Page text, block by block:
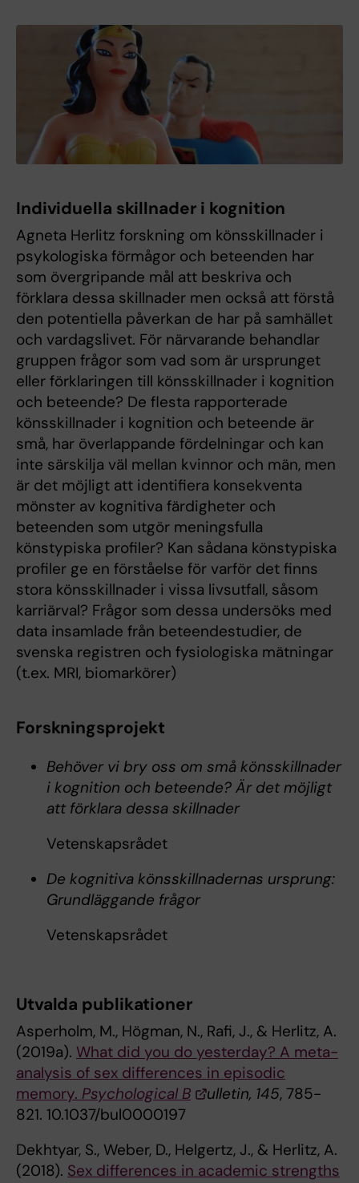
Individuella skillnader i kognition
Agneta Herlitz forskning om könsskillnader i
psykologiska förmågor och beteenden har
som övergripande mål att beskriva och
förklara dessa skillnader men också att förstå
den potentiella påverkan de har på samhället
och vardagslivet. För närvarande behandlar
gruppen frågor som vad som är ursprunget
eller förklaringen till könsskillnader i kognition
och beteende? De flesta rapporterade
könsskillnader i kognition och beteende är
små, har överlappande fördelningar och kan
inte särskilja väl mellan kvinnor och män, men
är det möjligt att identifiera konsekventa
mönster av kognitiva färdigheter och
beteenden som utgör meningsfulla
könstypiska profiler? Kan sådana könstypiska
profiler ge en förståelse för varför det finns
stora könsskillnader i vissa livsutfall, såsom
karriärval? Frågor som dessa undersöks med
data insamlade från beteendestudier, de
svenska registren och fysiologiska mätningar
(t.ex. MRI, biomarkörer)
Forskningsprojekt
Behöver vi bry oss om små könsskillnader
i kognition och beteende? Är det möjligt
att förklara dessa skillnader
Vetenskapsrådet
De kognitiva könsskillnadernas ursprung:
Grundläggande frågor
Vetenskapsrådet
Utvalda publikationer
Asperholm, M., Högman, N., Rafi, J., & Herlitz, A.
(2019a). What did you do yesterday? A meta-
analysis of sex differences in episodic
memory. Psychological B ulletin, 145, 785-
821. 10.1037/bul0000197
Dekhtyar, S., Weber, D., Helgertz, J., & Herlitz, A.
(2018). Sex differences in academic strengths